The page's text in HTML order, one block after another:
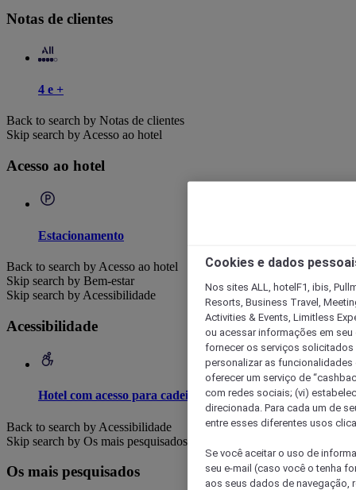
Notas de clientes
4 e +
Back to search by Notas de clientes
Skip search by Acesso ao hotel
Acesso ao hotel
Estacionamento
Back to search by Acesso ao hotel
Skip search by Bem-estar
Skip search by Acessibilidade
Acessibilidade
Hotel com acesso para cadeira de rodas
Back to search by Acessibilidade
Skip search by Os mais pesquisados
Os mais pesquisados
Cookies e dados
Nos sites ALL, hotelF1, ibis,
Resorts, Business Travel,
Activities & Events, Limitless
ou acessar informações em
fornecer os serviços solicitados
personalizar as
oferecer um serviço de
com redes sociais; (vi)
direcionada. Para cada um de
entre esses diferentes usos
Se você aceitar o uso de
seu e-mail (caso você o tenha
aos seus dados de navegação,